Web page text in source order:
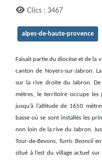
Clics : 3467
alpes-de-haute-provence
Faisait partie du diocèse et de la
canton de Noyers-sur-Jabron.
sur la rive droite du Jabron.
mètres, le territoire occupe
jusqu’à l’altitude de 1650
basse où se sont installés les
non loin de la rive du Jabron.
Tour-de-Bevons,Turris Beoncii
situé à l’est du village actuel